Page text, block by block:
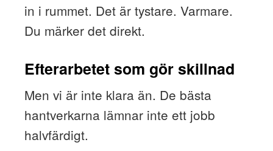
in i rummet. Det är tystare. Varmare.
Du märker det direkt.
Efterarbetet som gör skillnad
Men vi är inte klara än. De bästa
hantverkarna lämnar inte ett jobb
halvfärdigt.